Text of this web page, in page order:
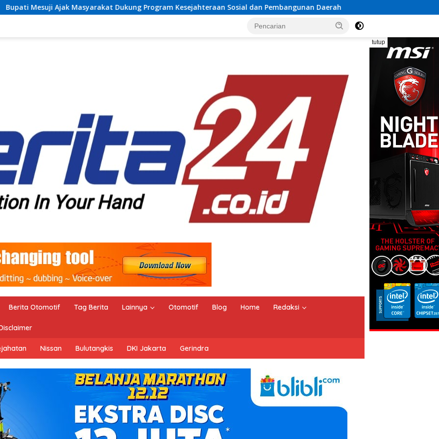
Dukung Program Kesejahteraan Sosial dan Pembangunan Daerah Rayakan Semangat Kemerdekaan Bersama
tutup
Berita Otomotif Tag Berita Lainnya Otomotif Blog Home Redaksi
Nissan Bulutangkis DKI Jakarta Gerindra